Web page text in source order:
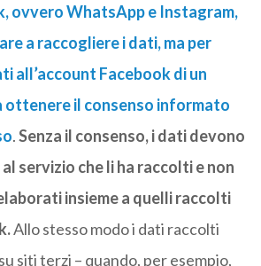
ovvero WhatsApp e Instagram,
a raccogliere i dati, ma per
all’account Facebook di un
il consenso informato
.Senza il consenso, i dati devono
servizio che li ha raccolti e non
insieme a quelli raccolti
Allo stesso modo i dati raccolti
siti terzi – quando, per esempio,